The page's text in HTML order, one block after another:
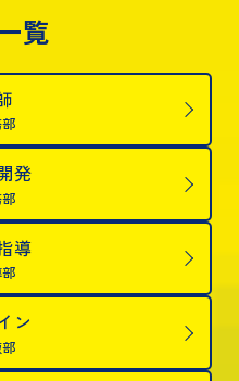
覧
発
導
ン